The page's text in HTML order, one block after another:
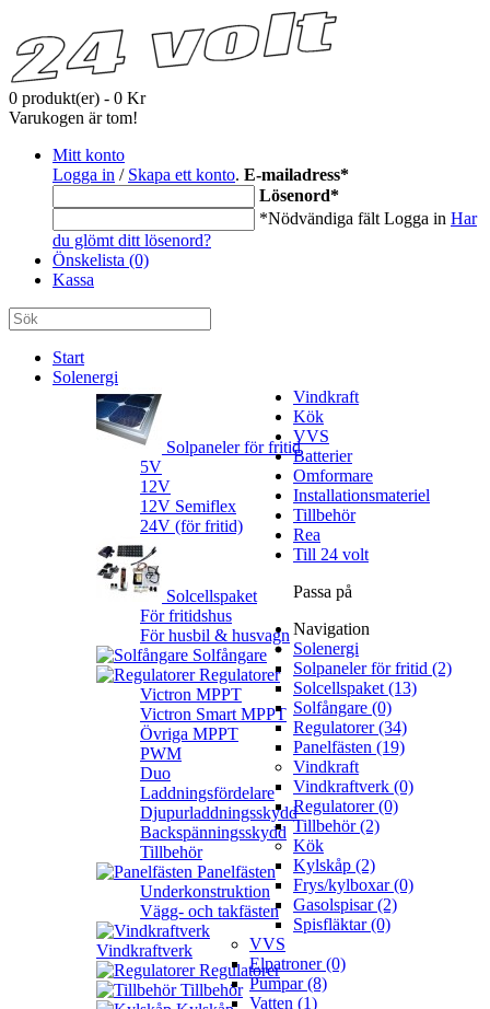
0 produkt(er) - 0 Kr
Varukogen är tom!
Mitt konto
Logga in / Skapa ett konto. E-mailadress*
Lösenord*
*Nödvändiga fält Logga in Har
du glömt ditt lösenord?
Önskelista (0)
Kassa
Start
Solenergi
Solpaneler för fritid
5V
12V
12V Semiflex
24V (för fritid)
Solcellspaket
För fritidshus
För husbil & husvagn
Solfångare
Regulatorer
Victron MPPT
Victron Smart MPPT
Övriga MPPT
PWM
Duo
Laddningsfördelare
Djupurladdningsskydd
Backspänningsskydd
Tillbehör
Panelfästen
Underkonstruktion
Vägg- och takfästen
Vindkraft
Vindkraftverk
Regulatorer
Tillbehör
Kök
VVS
Batterier
Omformare
Installationsmateriel
Tillbehör
Rea
Till 24 volt
Passa på
Navigation
Solenergi
Solpaneler för fritid (2)
Solcellspaket (13)
Solfångare (0)
Regulatorer (34)
Panelfästen (19)
Vindkraft
Vindkraftverk (0)
Regulatorer (0)
Tillbehör (2)
Kök
Kylskåp (2)
Frys/kylboxar (0)
Gasolspisar (2)
Spisfläktar (0)
VVS
Elpatroner (0)
Pumpar (8)
Vatten (1)